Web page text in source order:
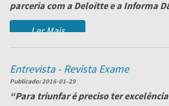
parceria com a Deloitte e a Informa
no seu sector. Foi com orgulh...
Ler Mais
Entrevista - Revista Exame
Publicado:2016-01-29
“Para triunfar é preciso ter